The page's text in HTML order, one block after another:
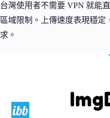
台灣使用者不需要 VPN 就能
區域限制。上傳速度表現穩定
求。